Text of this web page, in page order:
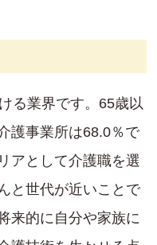
る業界です。65歳以
護事業所は68.0％で
アとして介護職を選
と世代が近いことで
来的に自分や家族に